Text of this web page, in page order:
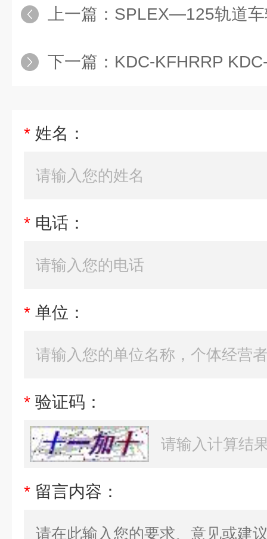
上一篇： SPLEX—125轨道车
下一篇： KDC-KFHRRP KDC-
* 姓名：
* 电话：
* 单位：
* 验证码：
* 留言内容：